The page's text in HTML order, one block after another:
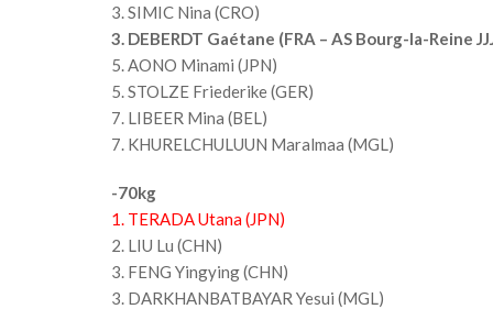
3. SIMIC Nina (CRO)
3. DEBERDT Gaétane (FRA – AS Bourg-la-Reine
5. AONO Minami (JPN)
5. STOLZE Friederike (GER)
7. LIBEER Mina (BEL)
7. KHURELCHULUUN Maralmaa (MGL)
-70kg
1. TERADA Utana (JPN)
2. LIU Lu (CHN)
3. FENG Yingying (CHN)
3. DARKHANBATBAYAR Yesui (MGL)